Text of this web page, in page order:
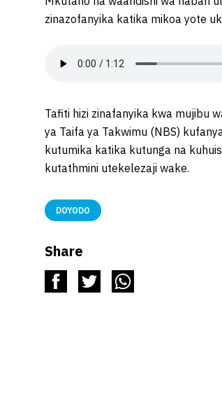
zinazofanyika katika mikoa yote
Tafiti hizi zinafanyika kwa mujibu
ya Taifa ya Takwimu (NBS)
kutumika katika kutunga na
kutathmini utekelezaji wake.
DOYODO
Share